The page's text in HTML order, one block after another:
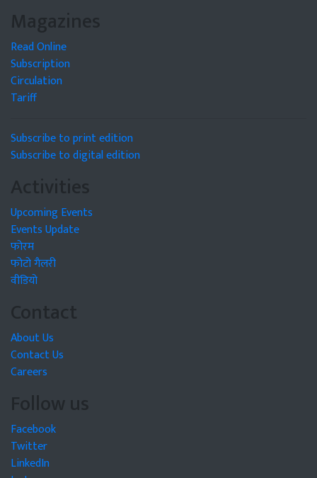
Magazines
Read Online
Subscription
Circulation
Tariff
Subscribe to print edition
Subscribe to digital edition
Activities
Upcoming Events
Events Update
फोरम
फोटो गैलरी
वीडियो
Contact
About Us
Contact Us
Careers
Follow us
Facebook
Twitter
LinkedIn